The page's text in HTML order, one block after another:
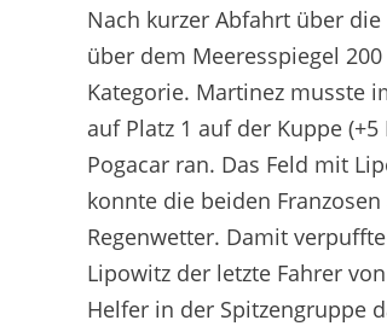
Nach kurzer Abfahrt über
über dem Meeresspiegel
Kategorie. Martinez musste
auf Platz 1 auf der Kuppe
Pogacar ran. Das Feld mit
konnte die beiden
Regenwetter. Damit
Lipowitz der letzte Fahrer
Helfer in der Spitzengruppe